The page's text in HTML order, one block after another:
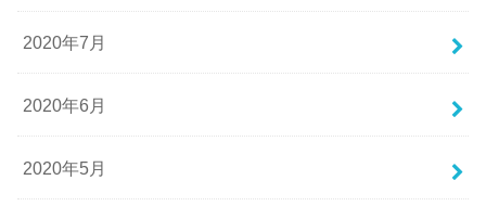
2020年7月
2020年6月
2020年5月